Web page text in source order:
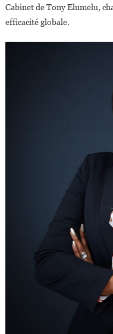
Cabinet de Tony Elumelu,
efficacité globale.